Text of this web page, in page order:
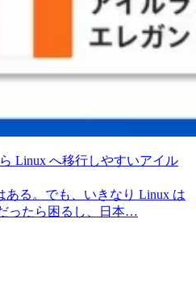
Linux へ移行しやすいアイル
ある。でも、いきなり Linux は
ったら困るし、日本…